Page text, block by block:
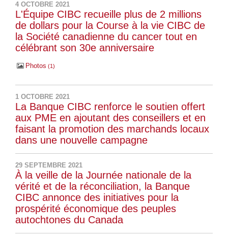
4 OCTOBRE 2021
L'Équipe CIBC recueille plus de 2 millions
de dollars pour la Course à la vie CIBC de
la Société canadienne du cancer tout en
célébrant son 30e anniversaire
Photos 1
1 OCTOBRE 2021
La Banque CIBC renforce le soutien offert
aux PME en ajoutant des conseillers et en
faisant la promotion des marchands locaux
dans une nouvelle campagne
29 SEPTEMBRE 2021
À la veille de la Journée nationale de la
vérité et de la réconciliation, la Banque
CIBC annonce des initiatives pour la
prospérité économique des peuples
autochtones du Canada